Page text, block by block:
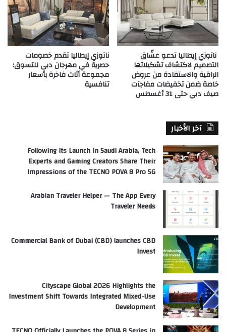
ناتوزي إيطاليا تدعو عشّاق
التصميم لاكتشاف تشكيلاتها
الراقية والاستفادة من عروض
خاصة ضمن تخفيضات مفاجآت
صيف دبي حتى 31 أغسطس
ناتوزي إيطاليا تقدم خصومات
حصرية في مهرجان دبي للتسوق:
مجموعة أثاث فاخرة بأسعار
تنافسية
آخر الأخبار
Following Its Launch in Saudi Arabia, Tech
Experts and Gaming Creators Share Their
Impressions of the TECNO POVA 8 Pro 5G
Arabian Traveler Helper — The App Every
Traveler Needs
Commercial Bank of Dubai (CBD) launches CBD
Invest
Cityscape Global 2026 Highlights the
Investment Shift Towards Integrated Mixed-Use
Development